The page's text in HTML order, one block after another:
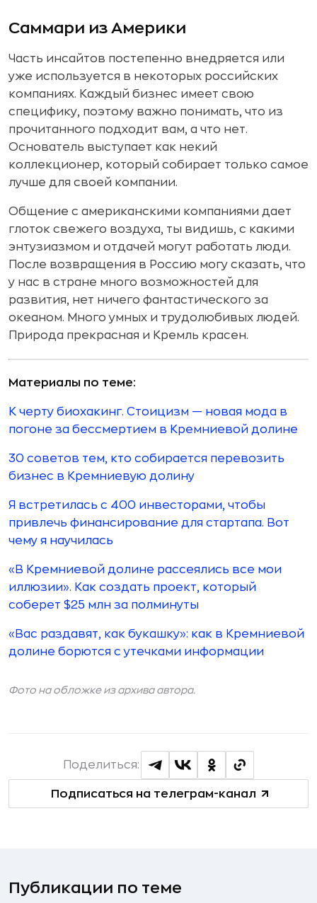
Саммари из Америки
Часть инсайтов постепенно внедряется или
уже используется в некоторых российских
компаниях. Каждый бизнес имеет свою
специфику, поэтому важно понимать, что из
прочитанного подходит вам, а что нет.
Основатель выступает как некий
коллекционер, который собирает только самое
лучше для своей компании.
Общение с американскими компаниями дает
глоток свежего воздуха, ты видишь, с какими
энтузиазмом и отдачей могут работать люди.
После возвращения в Россию могу сказать, что
у нас в стране много возможностей для
развития, нет ничего фантастического за
океаном. Много умных и трудолюбивых людей.
Природа прекрасная и Кремль красен.
Материалы по теме:
К черту биохакинг. Стоицизм — новая мода в
погоне за бессмертием в Кремниевой долине
30 советов тем, кто собирается перевозить
бизнес в Кремниевую долину
Я встретилась с 400 инвесторами, чтобы
привлечь финансирование для стартапа. Вот
чему я научилась
«В Кремниевой долине рассеялись все мои
иллюзии». Как создать проект, который
соберет $25 млн за полминуты
«Вас раздавят, как букашку»: как в Кремниевой
долине борются с утечками информации
Фото на обложке из архива автора.
Подписаться на телеграм-канал
Поделиться:
Публикации по теме